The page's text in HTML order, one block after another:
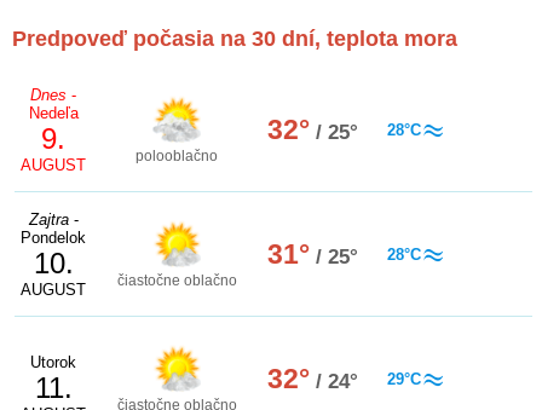
Predpoveď počasia na 30 dní, teplota mora
Dnes -
Nedeľa
9.
AUGUST polooblačno
32° / 25° 28°C
Zajtra-
Pondelok
10.
AUGUST čiastočne oblačno
31° / 25° 28°C
Utorok
11.
čiastočne oblačno
32° / 24° 29°C